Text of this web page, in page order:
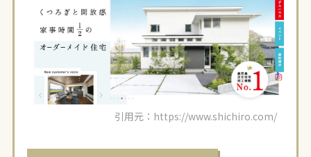
引用元：https://www.shichiro.com/